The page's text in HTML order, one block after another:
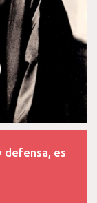
defensa, es